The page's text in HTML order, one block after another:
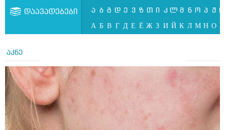
დაავადებები ა ბ გ დ ე ვ ზ თ ი კ ლ მ ნ ო პ ჟ
А Б В Г Д Е Ё Ж З И Й К Л М Н О П
აკნე